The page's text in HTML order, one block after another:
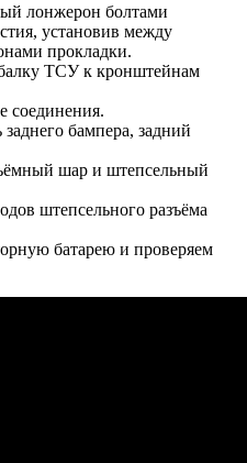
лонжерон болтами
установив между
прокладки.
ТСУ к кронштейнам
соединения.
бампера, задний
шар и штепсельный
штепсельного разъёма
батарею и проверяем